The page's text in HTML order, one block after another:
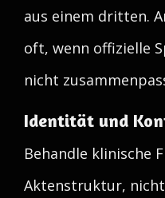
aus einem dritten.
oft, wenn offizielle
nicht
Identität und
Behandle klinische
Aktenstruktur, nicht